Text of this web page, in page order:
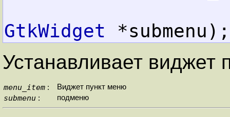
GtkWidget *submenu);
Устанавливает виджет
menu_item : Виджет пункт меню
submenu : подменю